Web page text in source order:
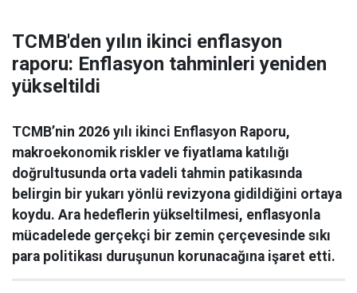
TCMB'den yılın ikinci enflasyon
raporu: Enflasyon tahminleri yeniden
yükseltildi
TCMB’nin 2026 yılı ikinci Enflasyon Raporu,
makroekonomik riskler ve fiyatlama katılığı
doğrultusunda orta vadeli tahmin patikasında
belirgin bir yukarı yönlü revizyona gidildiğini ortaya
koydu. Ara hedeflerin yükseltilmesi, enflasyonla
mücadelede gerçekçi bir zemin çerçevesinde sıkı
para politikası duruşunun korunacağına işaret etti.